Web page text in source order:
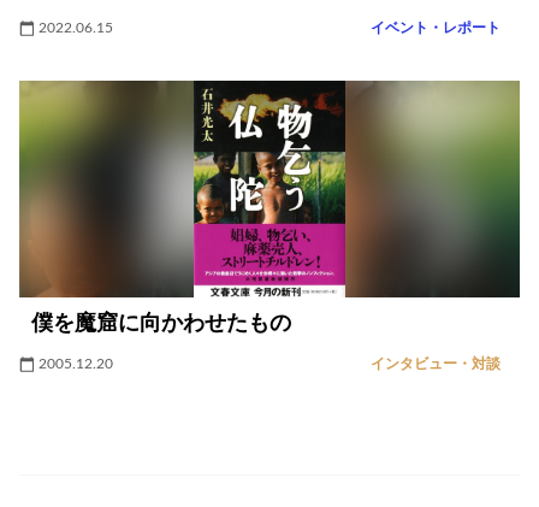
2022.06.15 イベント・レポート
僕を魔窟に向かわせたもの
2005.12.20 インタビュー・対談